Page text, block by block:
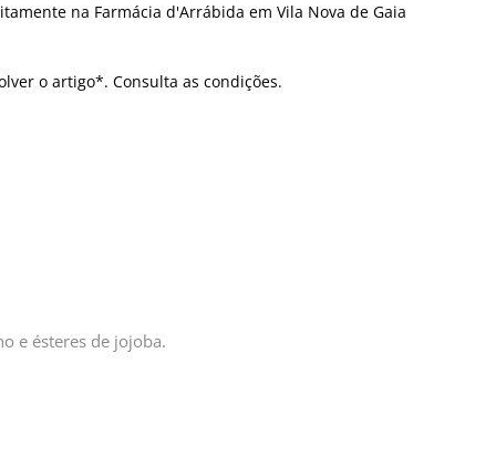
na Farmácia d'Arrábida em Vila Nova de Gaia
o artigo*. Consulta as condições.
e ésteres de jojoba.